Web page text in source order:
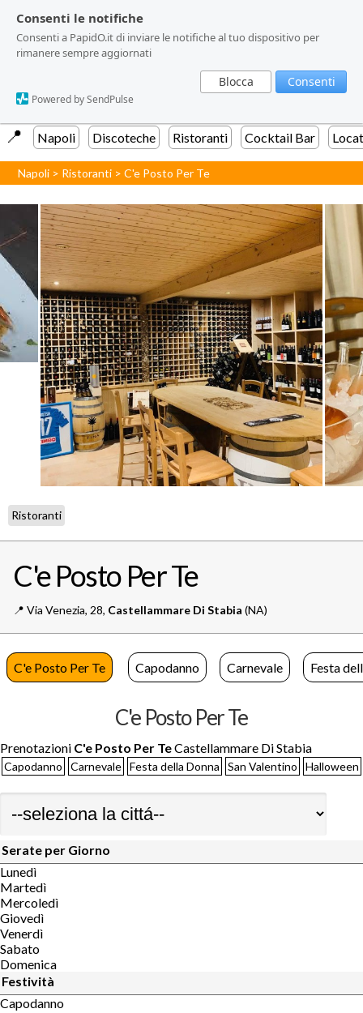
Consenti le notifiche
Consenti a PapidO.it di inviare le notifiche al tuo dispositivo per
rimanere sempre aggiornati
Blocca Consenti
Powered by SendPulse
Consenti le notifiche
Consenti a PapidO.it di inviare le notifiche al tuo dispositivo per
rimanere sempre aggiornati
Blocca Consenti
Powered by SendPulse
📍️ Napoli Discoteche Ristoranti Cocktail Bar
Napoli > Ristoranti >C'e Posto Per Te
Ristoranti
C'e Posto Per Te
📍️ Via Venezia, 28, Castellammare Di Stabia (NA)
C'e Posto Per Te Capodanno Carnevale Festa
C'e Posto Per Te
Prenotazioni C'e Posto Per TeCastellammare Di Stabia
Capodanno Carnevale Festa della Donna San Valentino Halloween
Serate per Giorno
Lunedì
Martedì
Mercoledì
Giovedì
Venerdì
Sabato
Domenica
Festività
Capodanno